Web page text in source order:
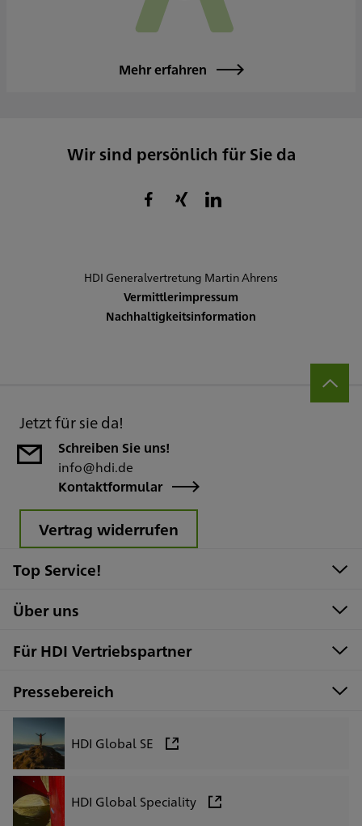
Mehr erfahren
Wir sind persönlich für Sie da
HDI Generalvertretung Martin Ahrens
Vermittlerimpressum
Nachhaltigkeitsinformation
Jetzt für sie da!
Schreiben Sie uns!
info@hdi.de
Kontaktformular
Vertrag widerrufen
Top Service!
Über uns
Für HDI Vertriebspartner
Pressebereich
HDI Global SE
HDI Global Speciality